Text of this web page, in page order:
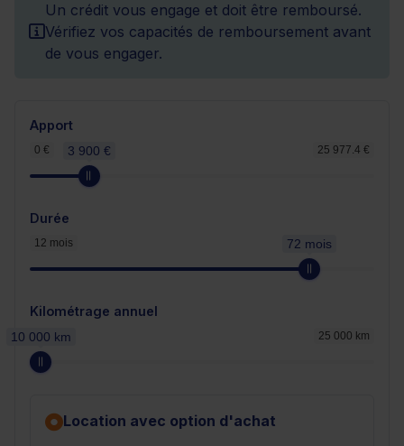
Un crédit vous engage et doit être remboursé.
Vérifiez vos capacités de remboursement avant
de vous engager.
Apport
0 € 25 977.4 €
3 900 €
Durée
12 mois 72 mois
Kilométrage annuel
25 000 km
10 000 km
Location avec option d'achat